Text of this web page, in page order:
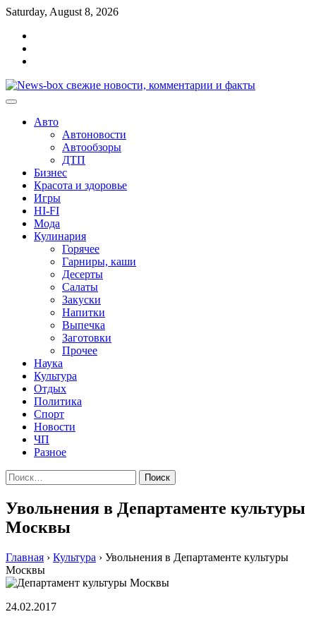
Перейти
содержимому
Saturday, August 8, 2026
Авто
Автоновости
Автообзоры
ДТП
Бизнес
Красота и здоровье
Игры
HI-FI
Мода
Кулинария
Горячее
Гарниры, каши
Десерты
Салаты
Закуски
Напитки
Выпечка
Заготовки
Прочее
Наука
Культура
Отдых
Политика
Спорт
Новости
ЧП
Разное
Найти:
Увольнения в Департаменте культуры
Москвы
Главная › Культура › Увольнения в Департаменте культуры
Москвы
24.02.2017